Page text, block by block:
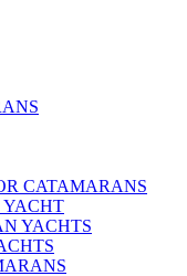
CATAMARANS
YACHT
YACHTS